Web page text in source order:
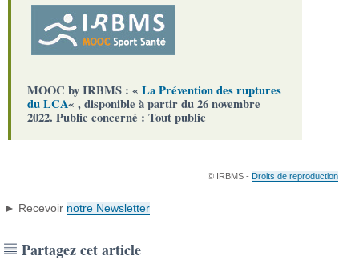
MOOC by IRBMS : «La Prévention des ruptures
du LCA« , disponible à partir du 26 novembre
2022. Public concerné : Tout public
© IRBMS - Droits de reproduction
► Recevoir notre Newsletter
Partagez cet article